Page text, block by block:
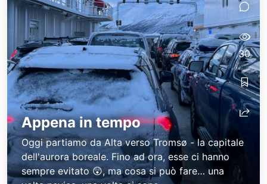
Appena in tempo
Oggi partiamo da Alta verso Tromsø - la capitale
dell'aurora boreale. Fino ad ora, esse ci hanno
sempre evitato 😲, ma cosa si può fare… una
30